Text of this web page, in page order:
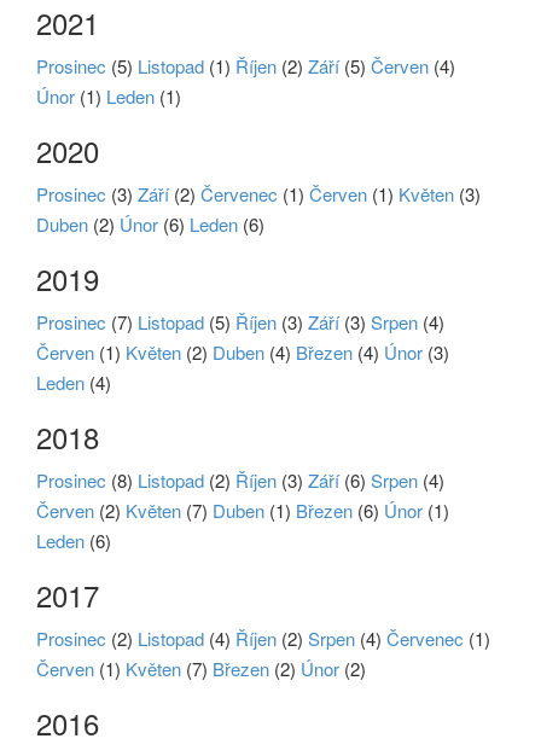
2021
Prosinec (5) Listopad (1) Říjen (2) Září(5) Červen (4)
Únor (1) Leden (1)
2020
Prosinec (3) Září(2) Červenec (1) Červen (1) Květen (3)
Duben (2) Únor (6) Leden (6)
2019
Prosinec (7) Listopad (5) Říjen (3) Září(3) Srpen (4)
Červen (1) Květen (2) Duben (4) Březen (4) Únor (3)
Leden (4)
2018
Prosinec (8) Listopad (2) Říjen (3) Září(6) Srpen (4)
Červen (2) Květen (7) Duben (1) Březen (6) Únor (1)
Leden (6)
2017
Prosinec (2) Listopad (4) Říjen (2) Srpen (4) Červenec (1)
Červen (1) Květen (7) Březen (2) Únor (2)
2016